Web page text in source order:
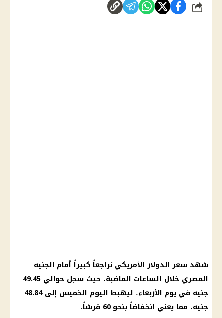
شارك
شهد سعر الدولار الأمريكي تراجعاً كبيراً أمام الجنيه
المصري خلال الساعات الماضية، حيث سجل حوالي 49.45
جنيه في يوم الأربعاء، ليهبط اليوم الخميس إلى 48.84
جنيه، مما يعني انخفاضاً بنحو 60 قرشاً.